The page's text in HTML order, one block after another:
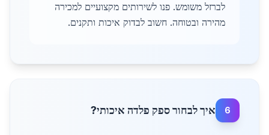
לברזל משומש. פנו לשירותים מקצועיים למכירה
מהירה ובטוחה. חשוב לבדוק איכות ותקנים.
6 איך לבחור ספק פלדה איכותי?